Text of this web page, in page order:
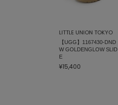
LITTLE UNION TOKYO
【UGG】1167430-DND
W GOLDENGLOW SLID
E
¥15,400